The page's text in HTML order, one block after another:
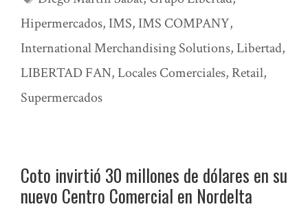
Hipermercados, IMS, IMS COMPANY,
International Merchandising Solutions,Libertad,
LIBERTAD FAN,Locales Comerciales, Retail,
Supermercados
Coto invirtió 30 millones de dólares en su
nuevo Centro Comercial en Nordelta